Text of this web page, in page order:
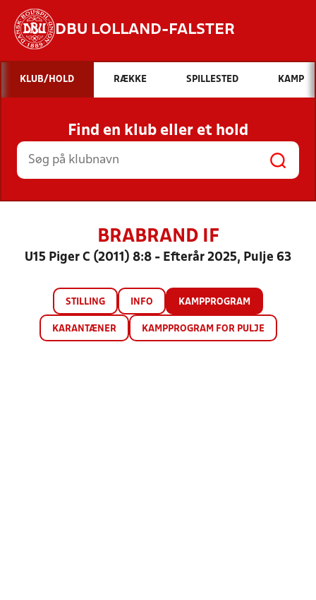
DBU LOLLAND-FALSTER
Hvad vil du søge efter?
INDHOLD OG NYHEDER
STILLINGER, RESULTATER, KLUBBER OG
HOLD
KLUB/HOLD RÆKKE SPILLESTED KAMP
Find en klub eller et hold
BRABRAND IF
U15 Piger C (2011) 8:8 - Efterår 2025, Pulje 63
STILLING INFO KAMPPROGRAM
KARANTÆNER KAMPPROGRAM FOR PULJE